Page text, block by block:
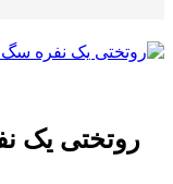
روتختی یک